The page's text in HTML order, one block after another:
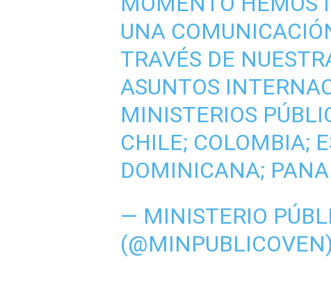
UNA
TRAVÉS DE
ASUNTOS
MINISTERIOS
CHILE; COLOMBIA;
DOMINICANA;
— MINISTERIO
(@MINPUBLICOVEN)